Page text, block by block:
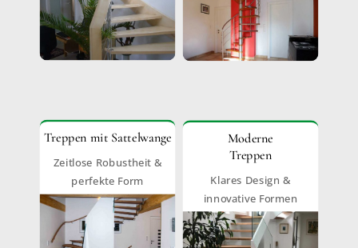
Treppen mit Sattelwange
Zeitlose Robustheit &
perfekte Form
Moderne
Treppen
Klares Design &
innovative Formen